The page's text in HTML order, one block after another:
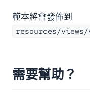
範本將會發佈到
resources/views/
需要幫助？